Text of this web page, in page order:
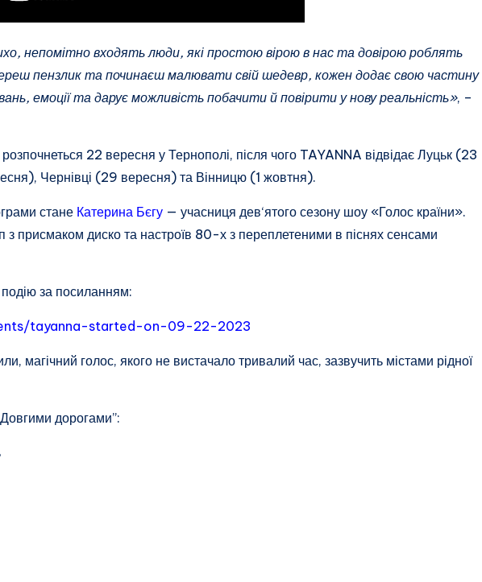
непомітно входять люди, які простою вірою в нас та довірою роблять
пензлик та починаєш малювати свій шедевр, кожен додає свою частину
емоції та дарує можливість побачити й повірити у нову реальність», –
22 вересня у Тернополі, після чого TAYANNA відвідає Луцьк (23
Чернівці (29 вересня) та Вінницю (1 жовтня).
стане Катерина Бєгу — учасниця дев‘ятого сезону шоу «Голос країни».
з присмаком диско та настроїв 80-х з переплетеними в піснях сенсами
подію за посиланням:
tayanna-started-on-09-22-2023
магічний голос, якого не вистачало тривалий час, зазвучить містами рідної
дорогами”: